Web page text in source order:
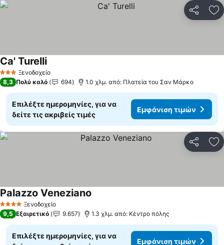
3 ΑστέριαΞενοδοχείο
Ca' TurelliΕμφάνιση τιμών
8,3 Πολύ καλό 694 1.0 χλμ. από: Πλατεία του Σαν Μάρκο
Επιλέξτε ημερομηνίες, για να
δείτε τις ακριβείς τιμές
Εμφάνιση τιμών
4 ΑστέριαΞενοδοχείο
Palazzo Veneziano
9,5 Εξαιρετικό 9.657 1.3 χλμ. από: Κέντρο πόλης
Επιλέξτε ημερομηνίες, για να
Εμφάνιση τιμών